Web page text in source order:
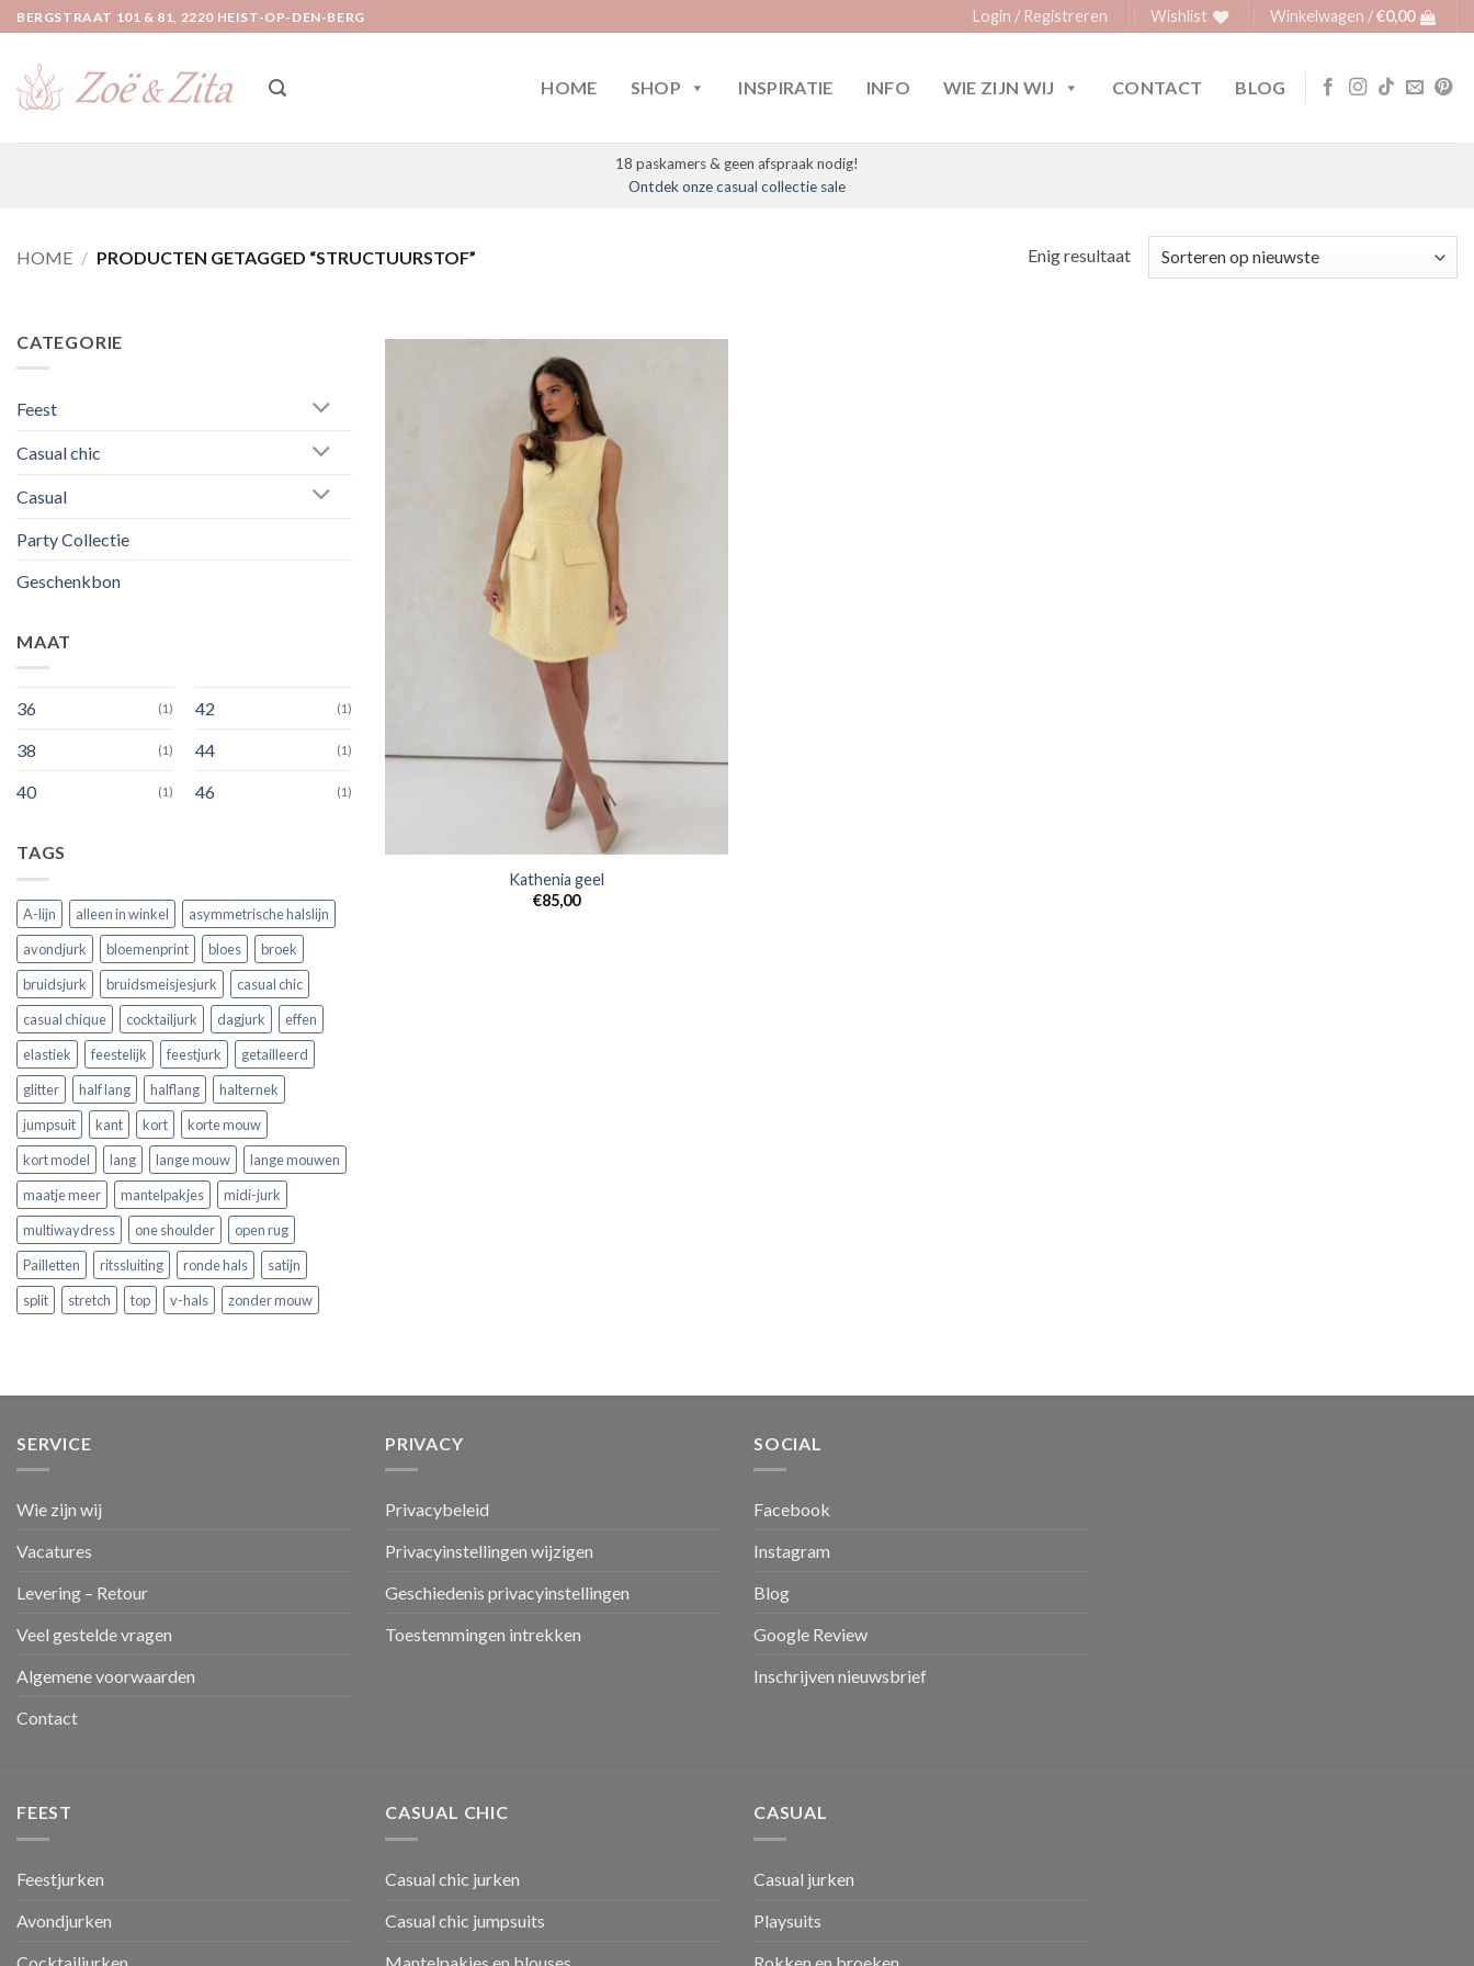
Ga
naar
inhoud
BERGSTRAAT 101 & 81, 2220 HEIST-OP-DEN-BERG Login / Registreren Wishlist Winkelwagen /€0,00
HOME SHOP INSPIRATIE INFO WIE ZIJN WIJ CONTACT BLOG
18 paskamers & geen afspraak nodig!
Ontdek onze casual collectie sale
HOME / PRODUCTEN GETAGGED “STRUCTUURSTOF” Enig resultaat
CATEGORIE
Feest
Casual chic
Casual
Party Collectie
Geschenkbon
MAAT
36 (1)
38 (1)
40 (1)
42 (1)
44 (1)
46 (1)
TAGS
A-lijn alleen in winkel
asymmetrische halslijn
avondjurk
bloemenprint bloes
broek
bruidsjurk
bruidsmeisjesjurk
casual chic
casual chique
cocktailjurk dagjurk
effen
elastiek
feestelijk feestjurk
getailleerd
glitter
half lang halflang
halternek
jumpsuit
kant kort
korte mouw
kort model
lang lange mouw
lange mouwen
maatje meer
mantelpakjes
midi-jurk
multiwaydress
one shoulder
open rug
Pailletten
ritssluiting ronde hals
satijn
split
stretch top v-hals zonder mouw
Kathenia geel
€85,00
SERVICE
Wie zijn wij
Vacatures
Levering – Retour
Veel gestelde vragen
Algemene voorwaarden
Contact
PRIVACY
Privacybeleid
Privacyinstellingen wijzigen
Geschiedenis privacyinstellingen
Toestemmingen intrekken
SOCIAL
Facebook
Instagram
Blog
Google Review
Inschrijven nieuwsbrief
FEEST
Feestjurken
Avondjurken
CASUAL CHIC
Casual chic jurken
Casual chic jumpsuits
CASUAL
Casual jurken
Playsuits